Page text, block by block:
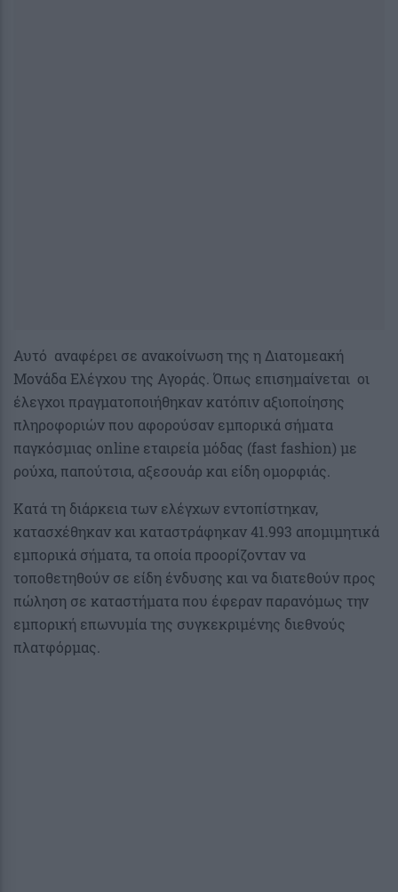
Αυτό αναφέρει σε ανακοίνωση της η Διατομεακή
Μονάδα Ελέγχου της Αγοράς. Όπως επισημαίνεται οι
έλεγχοι πραγματοποιήθηκαν κατόπιν αξιοποίησης
πληροφοριών που αφορούσαν εμπορικά σήματα
παγκόσμιας online εταιρεία μόδας (fast fashion) με
ρούχα, παπούτσια, αξεσουάρ και είδη ομορφιάς.
Κατά τη διάρκεια των ελέγχων εντοπίστηκαν,
κατασχέθηκαν και καταστράφηκαν 41.993 απομιμητικά
εμπορικά σήματα, τα οποία προορίζονταν να
τοποθετηθούν σε είδη ένδυσης και να διατεθούν προς
πώληση σε καταστήματα που έφεραν παρανόμως την
εμπορική επωνυμία της συγκεκριμένης διεθνούς
πλατφόρμας.